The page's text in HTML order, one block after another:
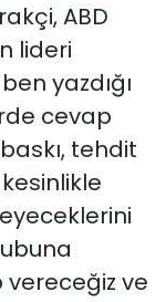
ABD
lideri
yazdığı
cevap
tehdit
ve